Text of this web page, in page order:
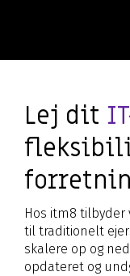
Lej dit
Hos itm8 tilbyder
til traditionelt
skalere op og
opdateret og